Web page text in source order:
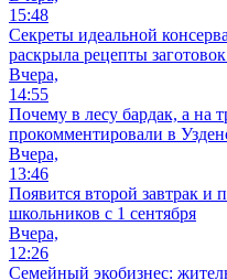
15:48
Секреты идеальной
раскрыла рецепты
Вчера,
14:55
Почему в лесу бардак, а на
прокомментировали в
Вчера,
13:46
Появится второй завтрак и
школьников с 1 сентября
Вчера,
12:26
Семейный экобизнес: